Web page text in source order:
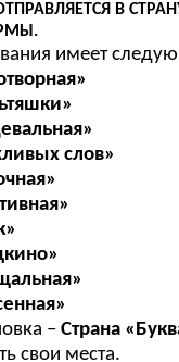
В
имеет
слов»
– Страна
свои места.